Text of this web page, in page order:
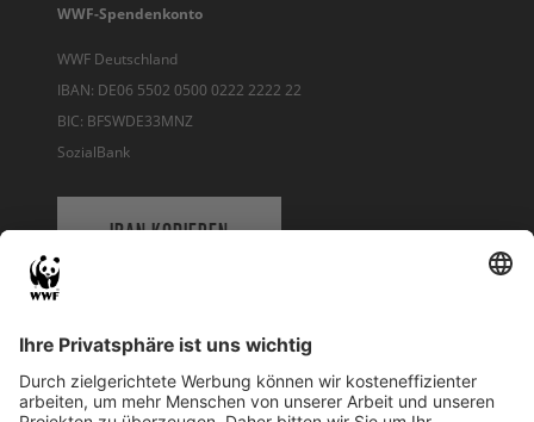
WWF-Spendenkonto
WWF Deutschland
IBAN: DE06 5502 0500 0222 2222 22
BIC: BFSWDE33MNZ
SozialBank
IBAN KOPIEREN
WWF Deutschland